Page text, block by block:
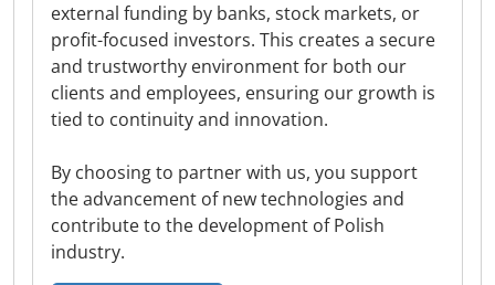
external funding by banks, stock markets, or
profit-focused investors. This creates a secure
and trustworthy environment for both our
clients and employees, ensuring our growth is
tied to continuity and innovation.
By choosing to partner with us, you support
the advancement of new technologies and
contribute to the development of Polish
industry.